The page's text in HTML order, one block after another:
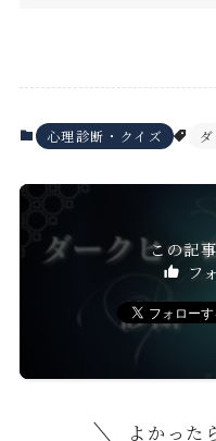
心理診断・クイズ
この記
フ
よかった